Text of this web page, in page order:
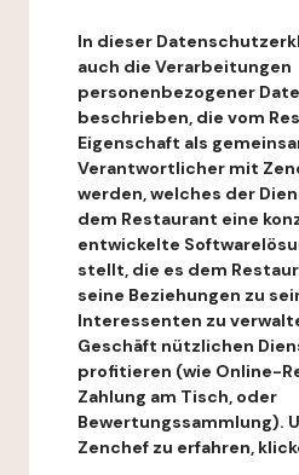
In dieser
auch die Verarbeitungen
personenbezogener
beschrieben, die vom
Eigenschaft als
Verantwortlicher mit
werden, welches der
dem Restaurant eine
entwickelte
stellt, die es dem
seine Beziehungen zu
Interessenten zu
Geschäft nützlichen
profitieren (wie Online-
Zahlung am Tisch, oder
Bewertungssammlung).
Zenchef zu erfahren,